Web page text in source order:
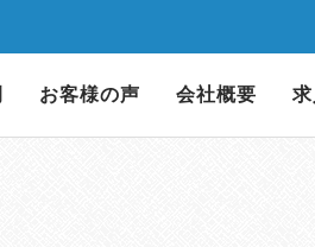
お客様の声 会社概要